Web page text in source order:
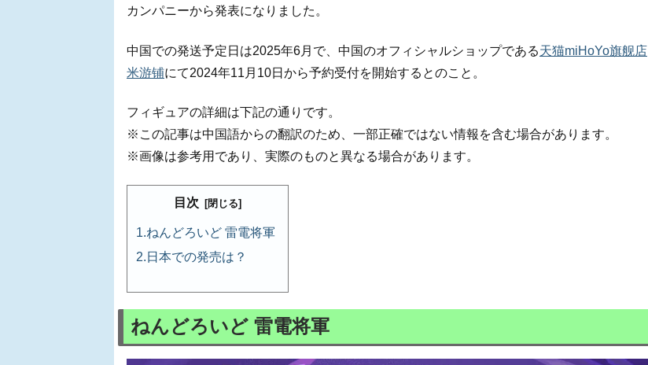
カンパニーから発表になりました。
中国での発送予定日は2025年6月で、中国のオフィシャルショップである天猫miHoYo旗舰店
米游铺にて2024年11月10日から予約受付を開始するとのこと。
フィギュアの詳細は下記の通りです。
※この記事は中国語からの翻訳のため、一部正確ではない情報を含む場合があります。
※画像は参考用であり、実際のものと異なる場合があります。
目次
ねんどろいど 雷電将軍
日本での発売は？
ねんどろいど 雷電将軍